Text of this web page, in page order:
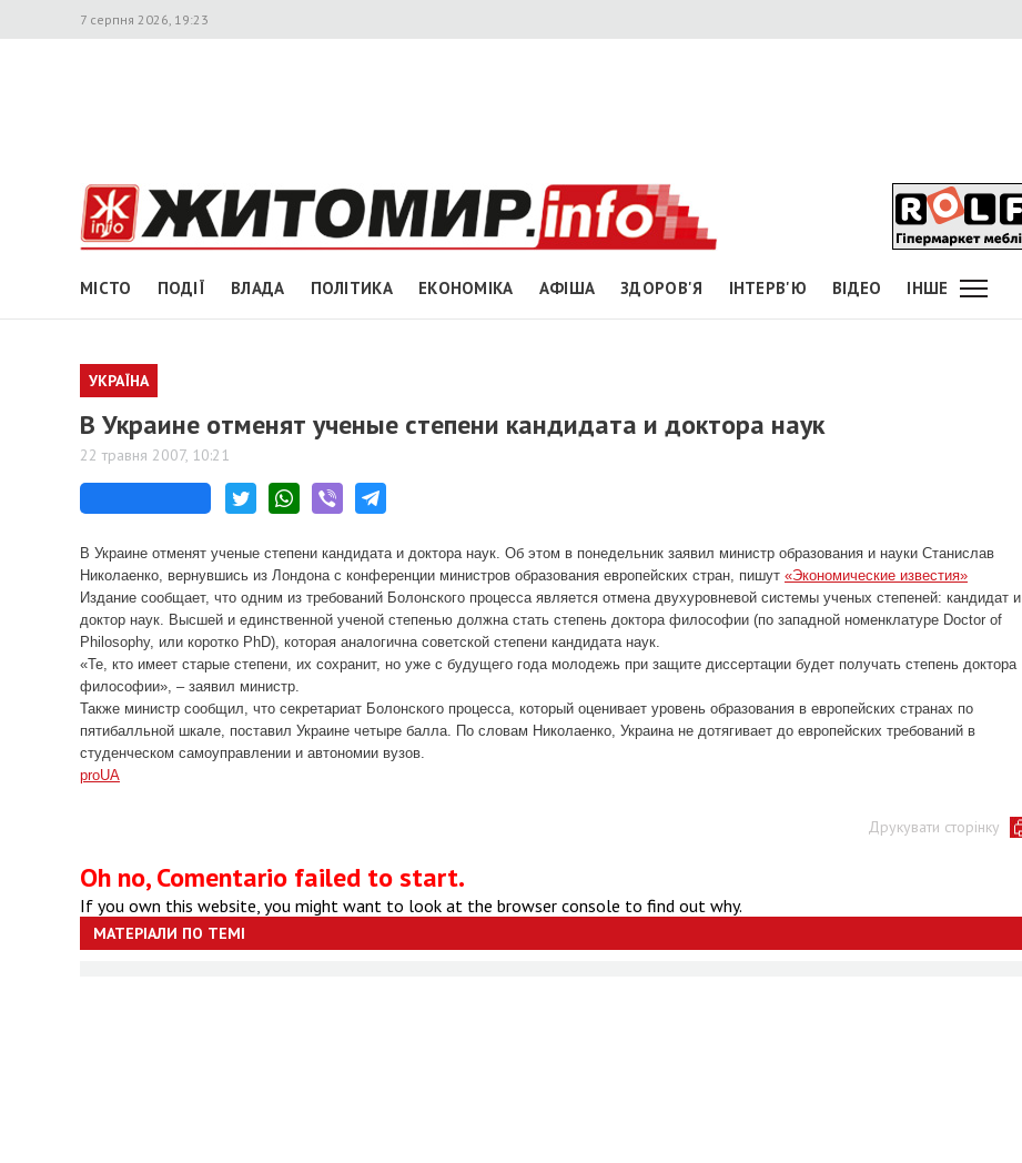
7 серпня 2026, 19:23
МІСТО ПОДІЇ ВЛАДА ПОЛІТИКА ЕКОНОМІКА АФІША ЗДОРОВ'Я ІНТЕРВ'Ю ВІДЕО ІНШЕ
УКРАЇНА
В Украине отменят ученые степени кандидата и доктора наук
22 травня 2007, 10:21
В Украине отменят ученые степени кандидата и доктора наук. Об этом в понедельник заявил министр образования и науки Станислав
Николаенко, вернувшись из Лондона с конференции министров образования европейских стран, пишут «Экономические известия»
Издание сообщает, что одним из требований Болонского процесса является отмена двухуровневой системы ученых степеней: кандидат и
доктор наук. Высшей и единственной ученой степенью должна стать степень доктора философии (по западной номенклатуре Doctor of
Philosophy, или коротко PhD), которая аналогична советской степени кандидата наук.
«Те, кто имеет старые степени, их сохранит, но уже с будущего года молодежь при защите диссертации будет получать степень доктора
философии», – заявил министр.
Также министр сообщил, что секретариат Болонского процесса, который оценивает уровень образования в европейских странах по
пятибалльной шкале, поставил Украине четыре балла. По словам Николаенко, Украина не дотягивает до европейских требований в
студенческом самоуправлении и автономии вузов.
proUA
Друкувати сторінку
Oh no, Comentario failed to start.
If you own this website, you might want to look at the browser console to find out why.
МАТЕРІАЛИ ПО ТЕМІ